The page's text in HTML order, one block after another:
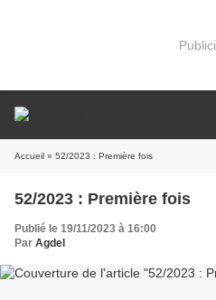
Accueil » 52/2023 : Première fois
52/2023 : Première fois
Publié le 19/11/2023 à 16:00
Par Agdel